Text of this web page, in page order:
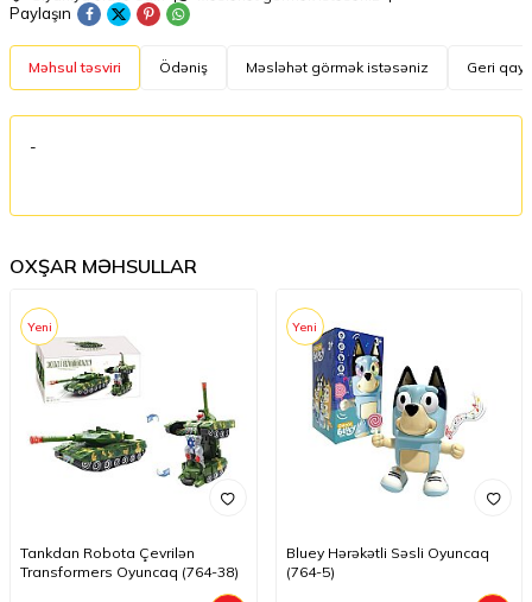
Paylaşın
Məhsul təsviri Ödəniş Məsləhət görmək istəsəniz Geri
-
OXŞAR MƏHSULLAR
Yeni
Tankdan Robota Çevrilən
Transformers Oyuncaq (764-38)
Yeni
Bluey Hərəkətli Səsli Oyuncaq
(764-5)